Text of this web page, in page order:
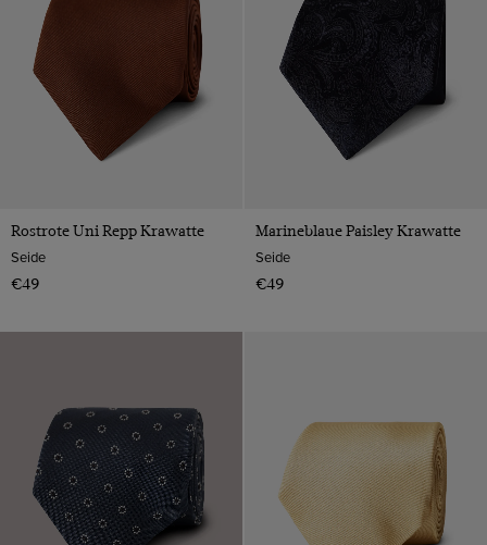
Rostrote Uni Repp Krawatte
Seide
€49
Marineblaue Paisley Krawatte
Seide
€49